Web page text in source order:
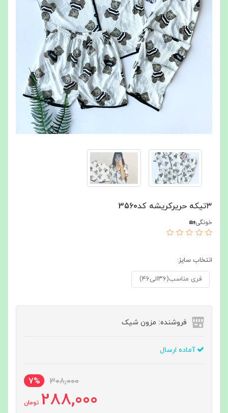
۳تیکه حریرکریشه کد3560
خونگی🏡
انتخاب سایز:
فری مناسب(۳۶الی۴۶)
فروشنده: مزون شیک
آماده ارسال
308,000
7%
288,000 تومان